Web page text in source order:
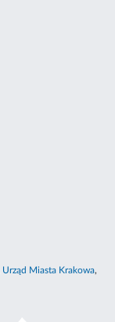
Urząd Miasta Krakowa,